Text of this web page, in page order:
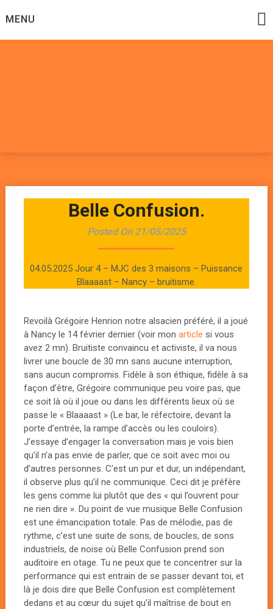
toMENU
Belle Confusion.
Posted On 21/05/2025
04.05.2025 Jour 4 – MJC des 3 maisons – Puissance
Blaaaast – Nancy – bruitisme.
Revoilà Grégoire Henrion notre alsacien préféré, il a joué
à Nancy le 14 février dernier (voir mon article si vous
avez 2 mn). Bruitiste convaincu et activiste, il va nous
livrer une boucle de 30 mn sans aucune interruption,
sans aucun compromis. Fidèle à son éthique, fidèle à sa
façon d’être, Grégoire communique peu voire pas, que
ce soit là où il joue ou dans les différents lieux où se
passe le « Blaaaast » (Le bar, le réfectoire, devant la
porte d’entrée, la rampe d’accès ou les couloirs).
J’essaye d’engager la conversation mais je vois bien
qu’il n’a pas envie de parler, que ce soit avec moi ou
d’autres personnes. C’est un pur et dur, un indépendant,
il observe plus qu’il ne communique. Ceci dit je préfère
les gens comme lui plutôt que des « qui l’ouvrent pour
ne rien dire ». Du point de vue musique Belle Confusion
est une émancipation totale. Pas de mélodie, pas de
rythme, c’est une suite de sons, de boucles, de sons
industriels, de noise où Belle Confusion prend son
auditoire en otage. Tu ne peux que te concentrer sur la
performance qui est entrain de se passer devant toi, et
là je dois dire que Belle Confusion est complètement
dedans et au cœur du sujet qu’il maîtrise de bout en